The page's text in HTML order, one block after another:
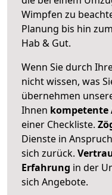
Wimpfen zu
Planung bis hin
Hab & Gut.
Wenn Sie durch
nicht wissen, was
übernehmen
Ihnen kompetente
einer Checkliste.
Dienste in
sich zurück.
Erfahrung in der
sich Angebote.